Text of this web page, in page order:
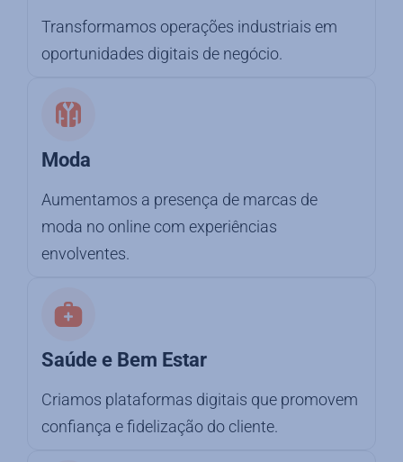
Transformamos operações industriais em
oportunidades digitais de negócio.
Moda
Aumentamos a presença de marcas de
moda no online com experiências
envolventes.
Saúde e Bem Estar
Criamos plataformas digitais que promovem
confiança e fidelização do cliente.